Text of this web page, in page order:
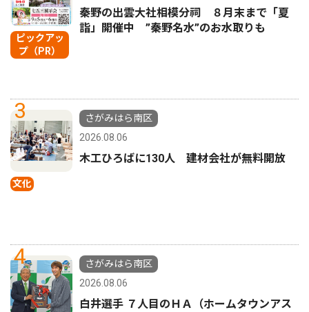
ピックアッ
プ（PR）
秦野の出雲大社相模分祠 ８月末まで「夏
詣」開催中 ”秦野名水”のお水取りも
3
文化
さがみはら南区
2026.08.06
木工ひろばに130人 建材会社が無料開放
4
さがみはら南区
2026.08.06
白井選手 ７人目のＨＡ（ホームタウンアス